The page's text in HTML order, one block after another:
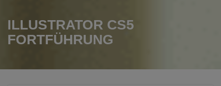
ILLUSTRATOR CS5
FORTFÜHRUNG